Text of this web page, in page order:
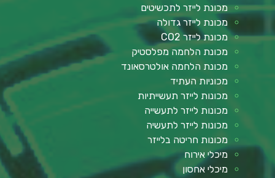
מכונת לייזר לתכשיטים
מכונת לייזר גדולה
מכונת לייזר CO2
מכונת הלחמה מפלסטיק
מכונת הלחמה אולטרסאונד
מכוניות העתיד
מכונות לייזר תעשייתיות
מכונות לייזר לתעשייה
מכונות לייזר לתעשיה
מכונות חריטה בלייזר
מיכלי אירוח
מיכלי אחסון